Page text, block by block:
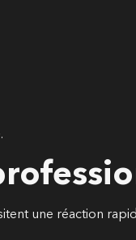
une réaction